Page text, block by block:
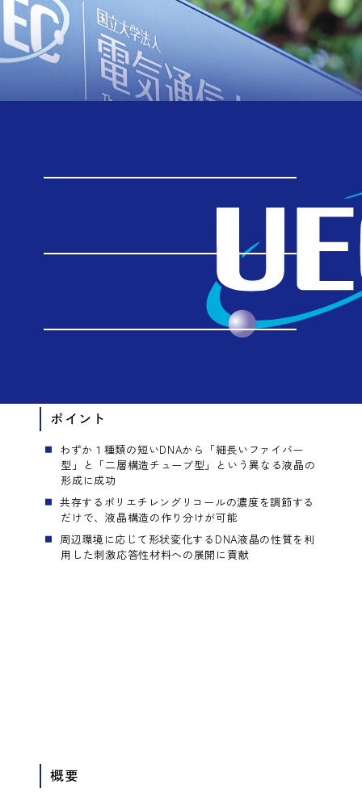
【ニュースリリース】分子の「混
雑」を調節するだけで、わずか１
種類のDNAから ファイバー型・二
層構造チューブ型の異なる液晶が
ポイント
わずか１種類の短いDNAから「細長いファイバー
型」と「二層構造チューブ型」という異なる液晶の
形成に成功
共存するポリエチレングリコールの濃度を調節する
だけで、液晶構造の作り分けが可能
周辺環境に応じて形状変化するDNA液晶の性質を利
用した刺激応答性材料への展開に貢献
概要